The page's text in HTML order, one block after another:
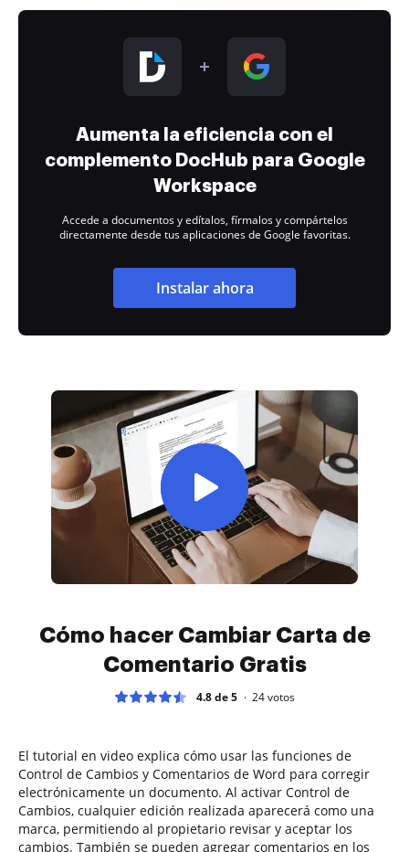
Aumenta la eficiencia con el
complemento DocHub para Google
Workspace
Accede a documentos y edítalos, fírmalos y compártelos
directamente desde tus aplicaciones de Google favoritas.
Instalar ahora
Cómo hacer Cambiar Carta de
Comentario Gratis
4.8 de 5 24votos
El tutorial en video explica cómo usar las funciones de
Control de Cambios y Comentarios de Word para corregir
electrónicamente un documento. Al activar Control de
Cambios, cualquier edición realizada aparecerá como una
marca, permitiendo al propietario revisar y aceptar los
cambios. También se pueden agregar comentarios en los